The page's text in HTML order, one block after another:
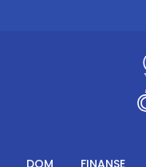
DOM FINANSE